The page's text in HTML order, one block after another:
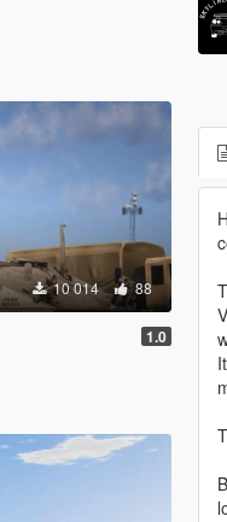
10 014 88
1.0